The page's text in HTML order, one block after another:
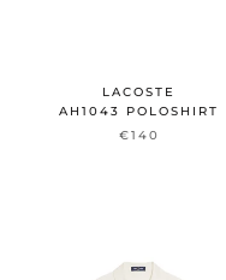
LACOSTE
AH1043 POLOSHIRT
€140